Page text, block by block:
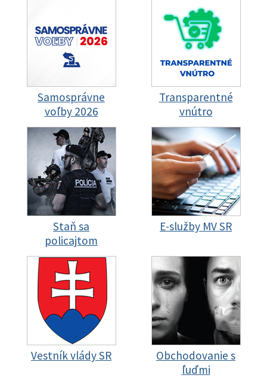
Samosprávne
voľby 2026
Transparentné
vnútro
Staň sa
policajtom
E-služby MV SR
Vestník vlády SR
Obchodovanie s
ľuďmi